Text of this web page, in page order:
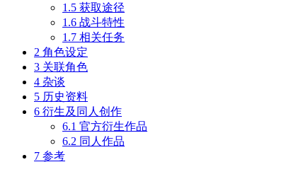
1.5 获取途径
1.6 战斗特性
1.7 相关任务
2 角色设定
3 关联角色
4 杂谈
5 历史资料
6 衍生及同人创作
6.1 官方衍生作品
6.2 同人作品
7 参考